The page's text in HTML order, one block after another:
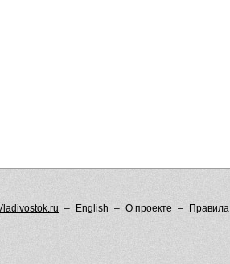
English О проекте Правила